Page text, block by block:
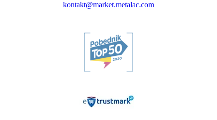
kontakt@market.metalac.com